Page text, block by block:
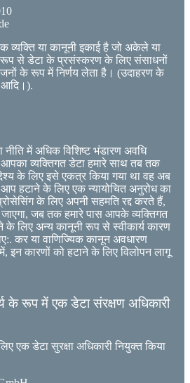
व्यक्ति या कानूनी इकाई है जो अकेले या
से डेटा के प्रसंस्करण के लिए संसाधनों
के रूप में निर्णय लेता है। (उदाहरण के
आदि।).
में अधिक विशिष्ट भंडारण अवधि
आपका व्यक्तिगत डेटा हमारे साथ तब तक
के लिए इसे एकत्र किया गया था वह अब
आप हटाने के लिए एक न्यायोचित अनुरोध का
के लिए अपनी सहमति रद्द करते हैं,
जाएगा, जब तक हमारे पास आपके व्यक्तिगत
के लिए अन्य कानूनी रूप से स्वीकार्य कारण
कर या वाणिज्यिक कानून अवधारण
इन कारणों को हटाने के लिए विलोपन लागू
के रूप में एक डेटा संरक्षण अधिकारी
एक डेटा सुरक्षा अधिकारी नियुक्त किया